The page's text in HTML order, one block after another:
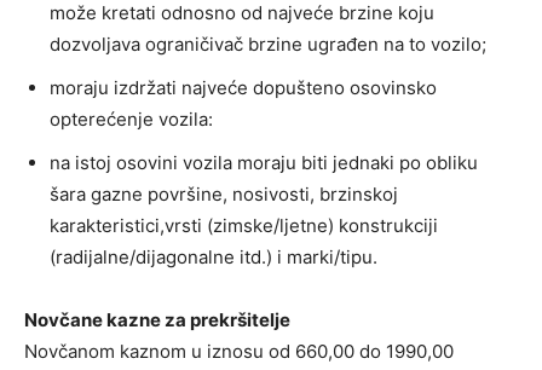
može kretati odnosno od najveće brzine koju
dozvoljava ograničivač brzine ugrađen na to vozilo;
moraju izdržati najveće dopušteno osovinsko
opterećenje vozila:
na istoj osovini vozila moraju biti jednaki po obliku
šara gazne površine, nosivosti, brzinskoj
karakteristici,vrsti (zimske/ljetne) konstrukciji
(radijalne/dijagonalne itd.) i marki/tipu.
Novčane kazne za prekršitelje
Novčanom kaznom u iznosu od 660,00 do 1990,00